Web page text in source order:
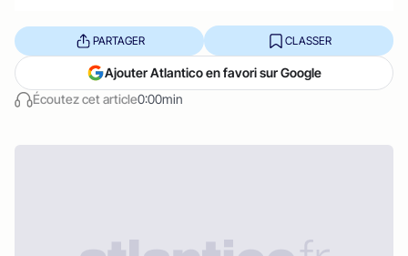
Écoutez cet article0:00min
PARTAGER CLASSER
Ajouter Atlantico en favori sur Google